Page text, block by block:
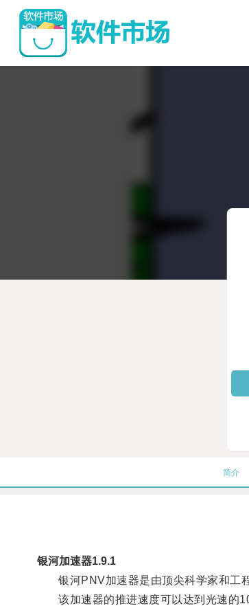
简介
银河加速器1.9.1
银河PNV加速器是由顶尖科学家和工程
该加速器的推进速度可以达到光速的10